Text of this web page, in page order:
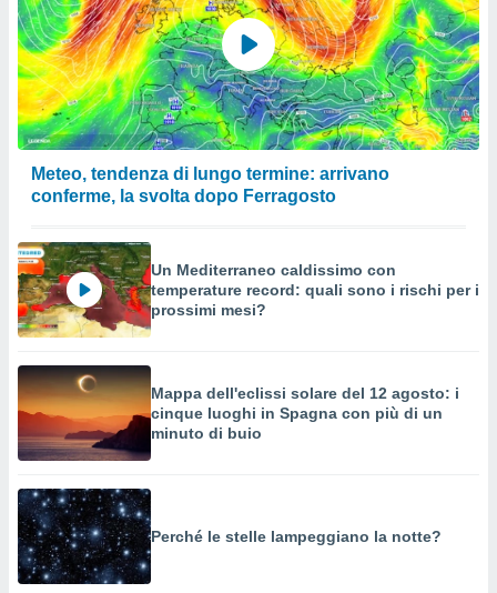
Meteo, tendenza di lungo termine: arrivano
conferme, la svolta dopo Ferragosto
Un Mediterraneo caldissimo con
temperature record: quali sono i rischi per i
prossimi mesi?
Mappa dell'eclissi solare del 12 agosto: i
cinque luoghi in Spagna con più di un
minuto di buio
Perché le stelle lampeggiano la notte?